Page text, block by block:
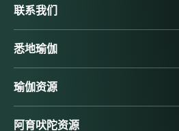
联系我们
悉地瑜伽
瑜伽资源
阿育吠陀资源